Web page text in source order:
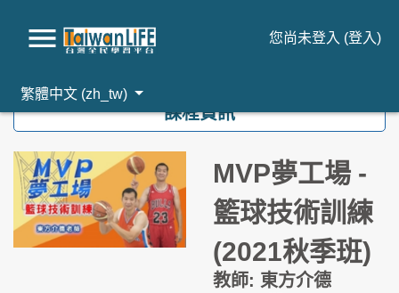
您尚未登入 (登入)
繁體中文 ‎(zh_tw)‎
課程資訊
MVP夢工場 -
籃球技術訓練
(2021秋季班)
教師: 東方介德